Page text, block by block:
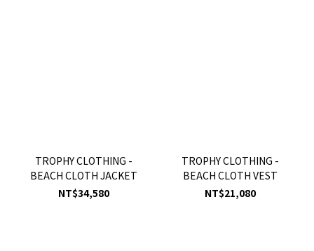
TROPHY CLOTHING -
BEACH CLOTH JACKET
NT$34,580
TROPHY CLOTHING -
BEACH CLOTH VEST
NT$21,080